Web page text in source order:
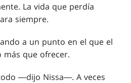
La vida que perdía
siempre.
a un punto en el que el
que ofrecer.
―dijo Nissa―. A veces